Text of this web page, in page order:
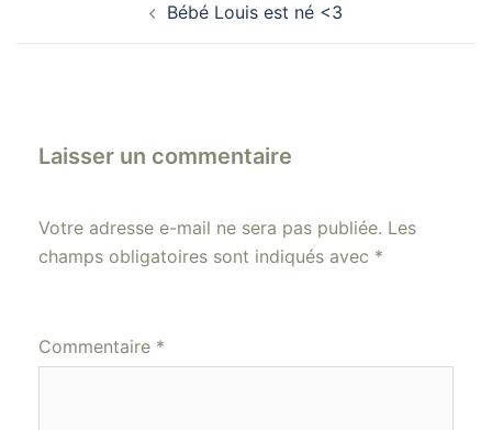
Bébé Louis est né <3
Laisser un commentaire
Votre adresse e-mail ne sera pas publiée. Les
champs obligatoires sont indiqués avec *
Commentaire *